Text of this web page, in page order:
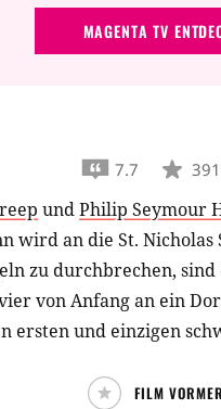
MAGENTA TV
7.7 391
undPhilip Seymour
wird an die St. Nicholas
zu durchbrechen,
von Anfang an ein
ersten und einzigen
Beweise
FILM